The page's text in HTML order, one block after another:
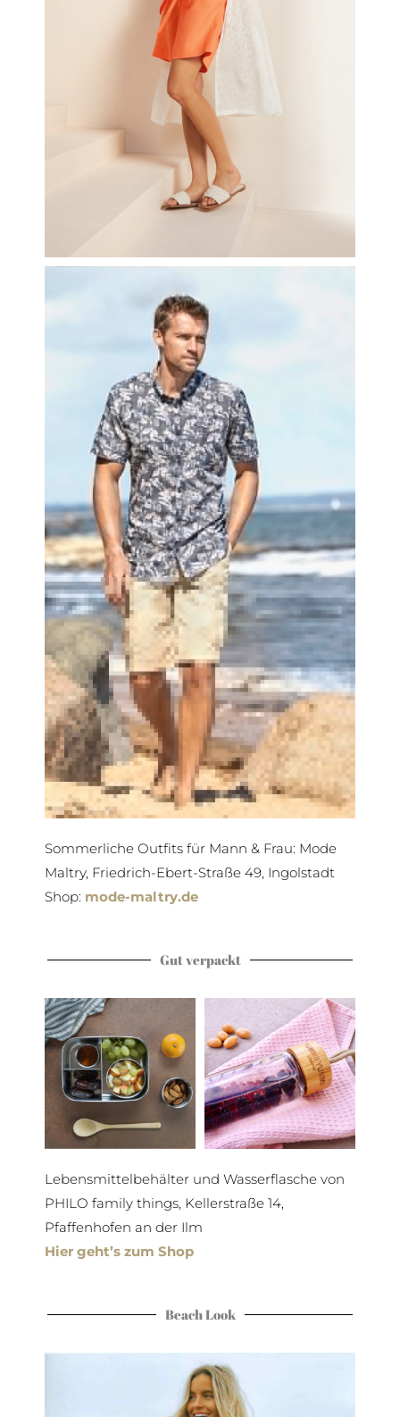
Sommerliche Outfits für Mann & Frau: Mode
Maltry, Friedrich-Ebert-Straße 49, Ingolstadt
Shop: mode-maltry.de
Gut verpackt
Lebensmittelbehälter und Wasserflasche von
PHILO family things, Kellerstraße 14,
Pfaffenhofen an der Ilm
Hier geht’s zum Shop
Beach Look